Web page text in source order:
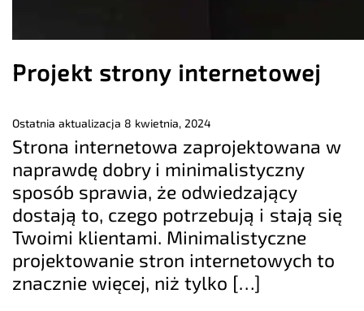
Projekt strony internetowej
Ostatnia aktualizacja 8 kwietnia, 2024
Strona internetowa zaprojektowana w
naprawdę dobry i minimalistyczny
sposób sprawia, że odwiedzający
dostają to, czego potrzebują i stają się
Twoimi klientami. Minimalistyczne
projektowanie stron internetowych to
znacznie więcej, niż tylko […]